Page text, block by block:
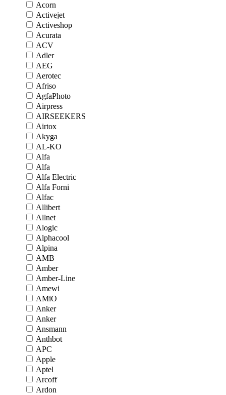
Acorn
Activejet
Activeshop
Acurata
ACV
Adler
AEG
Aerotec
Afriso
AgfaPhoto
Airpress
AIRSEEKERS
Airtox
Akyga
AL-KO
Alfa
Alfa
Alfa Electric
Alfa Forni
Alfac
Allibert
Allnet
Alogic
Alphacool
Alpina
AMB
Amber
Amber-Line
Amewi
AMiO
Anker
Anker
Ansmann
Anthbot
APC
Apple
Aptel
Arcoff
Ardon